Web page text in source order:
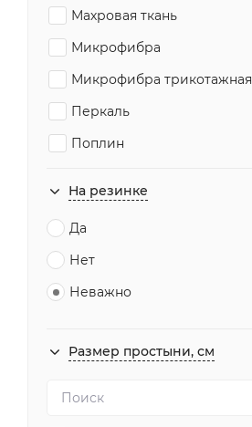
Махровая ткань
Микрофибра
Микрофибра трикотажная
Перкаль
Поплин
Тенсел
На резинке
Да
Нет
Неважно
Размер простыни, см